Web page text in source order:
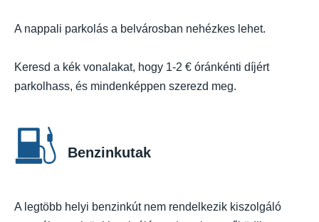
A nappali parkolás a belvárosban nehézkes lehet.
Keresd a kék vonalakat, hogy 1-2 € óránkénti díjért
parkolhass, és mindenképpen szerezd meg.
Benzinkutak
A legtöbb helyi benzinkút nem rendelkezik kiszolgáló